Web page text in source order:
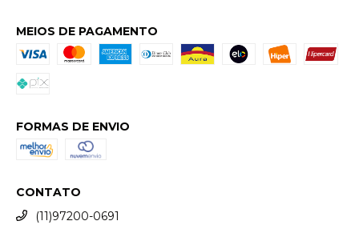
MEIOS DE PAGAMENTO
FORMAS DE ENVIO
CONTATO
(11)97200-0691